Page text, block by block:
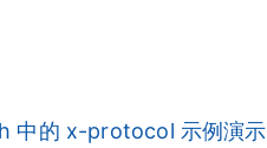
的 x-protocol 示例演示